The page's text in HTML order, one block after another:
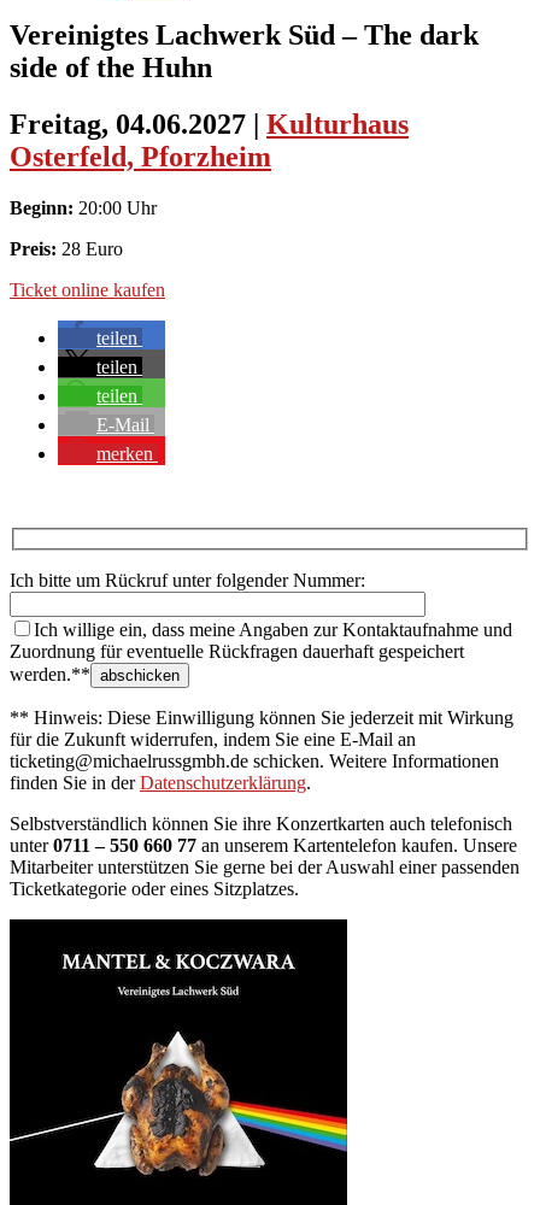
Vereinigtes Lachwerk Süd – The dark
side of the Huhn
Freitag, 04.06.2027 | Kulturhaus
Osterfeld, Pforzheim
Beginn: 20:00 Uhr
Preis: 28 Euro
Ticket online kaufen
teilen
teilen
teilen
E-Mail
merken
Ich bitte um Rückruf unter folgender Nummer:
Ich willige ein, dass meine Angaben zur Kontaktaufnahme und
Zuordnung für eventuelle Rückfragen dauerhaft gespeichert
werden.**
** Hinweis: Diese Einwilligung können Sie jederzeit mit Wirkung
für die Zukunft widerrufen, indem Sie eine E-Mail an
ticketing@michaelrussgmbh.de schicken. Weitere Informationen
finden Sie in derDatenschutzerklärung.
Selbstverständlich können Sie ihre Konzertkarten auch telefonisch
unter0711 – 550 660 77 an unserem Kartentelefon kaufen. Unsere
Mitarbeiter unterstützen Sie gerne bei der Auswahl einer passenden
Ticketkategorie oder eines Sitzplatzes.